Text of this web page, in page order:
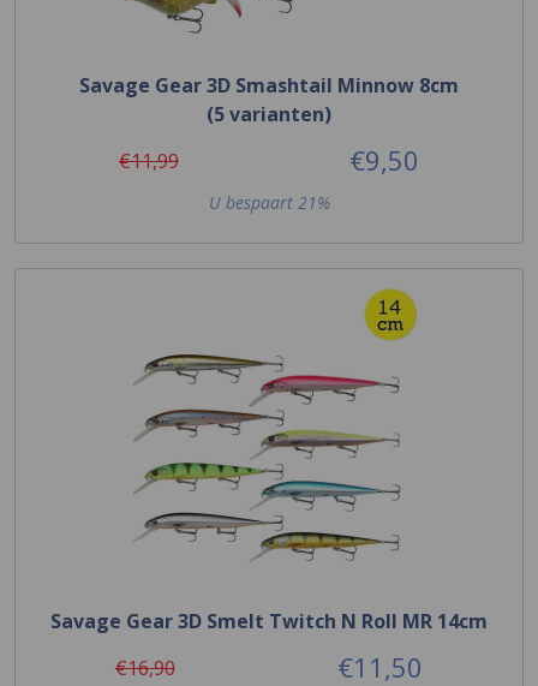
Savage Gear 3D Smashtail Minnow 8cm
(5 varianten)
€11,99
€9,50
U bespaart 21%
Savage Gear 3D Smelt Twitch N Roll MR 14cm
€16,90
€11,50